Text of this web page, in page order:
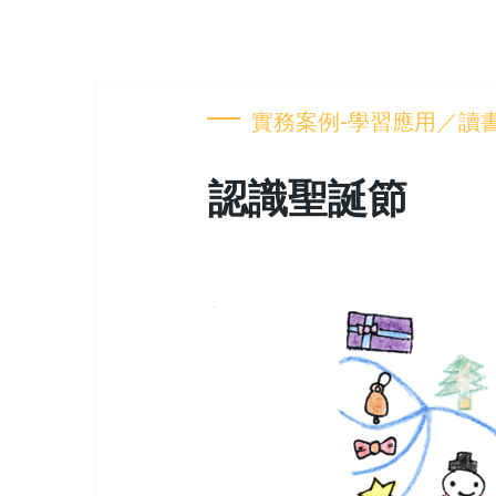
實務案例-學習應用／讀
認識聖誕節